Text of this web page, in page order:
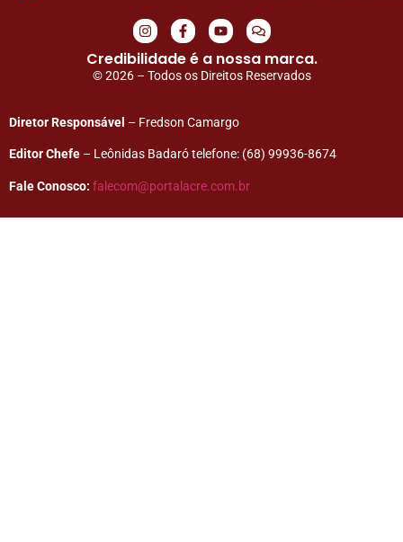
Credibilidade é a nossa marca.
© 2026 – Todos os Direitos Reservados
Diretor Responsável – Fredson Camargo
Editor Chefe – Leônidas Badaró telefone: (68) 99936-8674
Fale Conosco: falecom@portalacre.com.br